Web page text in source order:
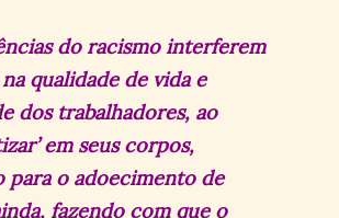
do racismo interferem
qualidade de vida e
dos trabalhadores, ao
em seus corpos,
o adoecimento de
fazendo com que o